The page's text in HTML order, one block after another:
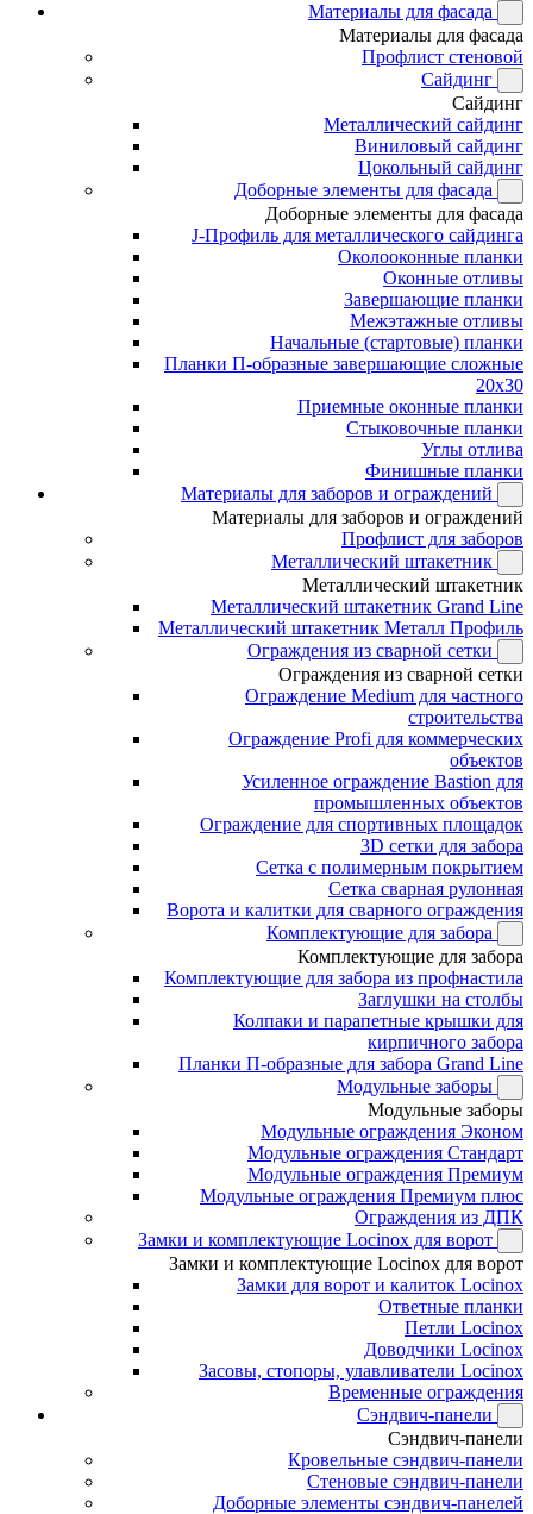
Материалы для фасада
Материалы для фасада
Профлист стеновой
Сайдинг
Сайдинг
Металлический сайдинг
Виниловый сайдинг
Цокольный сайдинг
Доборные элементы для фасада
Доборные элементы для фасада
J-Профиль для металлического сайдинга
Околооконные планки
Оконные отливы
Завершающие планки
Межэтажные отливы
Начальные (стартовые) планки
Планки П-образные завершающие сложные
20x30
Приемные оконные планки
Стыковочные планки
Углы отлива
Финишные планки
Материалы для заборов и ограждений
Материалы для заборов и ограждений
Профлист для заборов
Металлический штакетник
Металлический штакетник
Металлический штакетник Grand Line
Металлический штакетник Металл Профиль
Ограждения из сварной сетки
Ограждения из сварной сетки
Ограждение Medium для частного
строительства
Ограждение Profi для коммерческих
объектов
Усиленное ограждение Bastion для
промышленных объектов
Ограждение для спортивных площадок
3D сетки для забора
Сетка с полимерным покрытием
Сетка сварная рулонная
Ворота и калитки для сварного ограждения
Комплектующие для забора
Комплектующие для забора
Комплектующие для забора из профнастила
Заглушки на столбы
Колпаки и парапетные крышки для
кирпичного забора
Планки П-образные для забора Grand Line
Модульные заборы
Модульные заборы
Модульные ограждения Эконом
Модульные ограждения Стандарт
Модульные ограждения Премиум
Модульные ограждения Премиум плюс
Ограждения из ДПК
Замки и комплектующие Locinox для ворот
Замки и комплектующие Locinox для ворот
Замки для ворот и калиток Locinox
Ответные планки
Петли Locinox
Доводчики Locinox
Засовы, стопоры, улавливатели Locinox
Временные ограждения
Сэндвич-панели
Сэндвич-панели
Кровельные сэндвич-панели
Стеновые сэндвич-панели
Доборные элементы сэндвич-панелей